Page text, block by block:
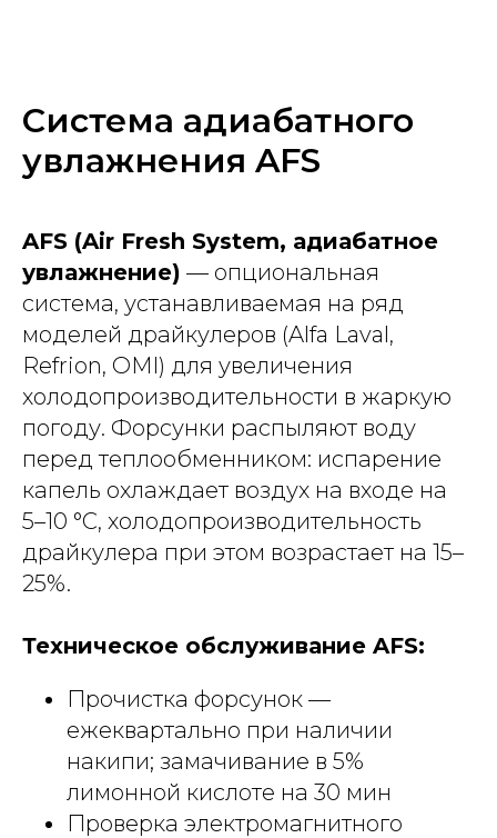
Система адиабатного
увлажнения AFS
AFS (Air Fresh System, адиабатное
увлажнение) — опциональная
система, устанавливаемая на ряд
моделей драйкулеров (Alfa Laval,
Refrion, OMI) для увеличения
холодопроизводительности в жаркую
погоду. Форсунки распыляют воду
перед теплообменником: испарение
капель охлаждает воздух на входе на
5–10 °C, холодопроизводительность
драйкулера при этом возрастает на 15–
25%.
Техническое обслуживание AFS:
Прочистка форсунок —
ежеквартально при наличии
накипи; замачивание в 5%
лимонной кислоте на 30 мин
Проверка электромагнитного